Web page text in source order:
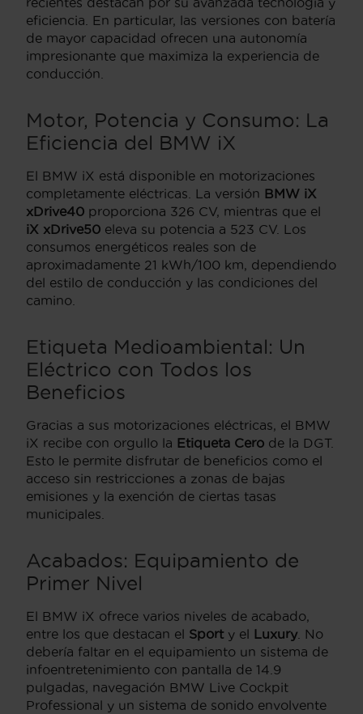
eficiencia. En particular, las versiones con batería
de mayor capacidad ofrecen una autonomía
impresionante que maximiza la experiencia de
conducción.
Motor, Potencia y Consumo: La
Eficiencia del BMW iX
El BMW iX está disponible en motorizaciones
completamente eléctricas. La versión BMW iX
xDrive40 proporciona 326 CV, mientras que el
iX xDrive50 eleva su potencia a 523 CV. Los
consumos energéticos reales son de
aproximadamente 21 kWh/100 km, dependiendo
del estilo de conducción y las condiciones del
camino.
Etiqueta Medioambiental: Un
Eléctrico con Todos los
Beneficios
Gracias a sus motorizaciones eléctricas, el BMW
iX recibe con orgullo la Etiqueta Cero de la DGT.
Esto le permite disfrutar de beneficios como el
acceso sin restricciones a zonas de bajas
emisiones y la exención de ciertas tasas
municipales.
Acabados: Equipamiento de
Primer Nivel
El BMW iX ofrece varios niveles de acabado,
entre los que destacan el Sport y el Luxury . No
debería faltar en el equipamiento un sistema de
infoentretenimiento con pantalla de 14.9
pulgadas, navegación BMW Live Cockpit
Professional y un sistema de sonido envolvente